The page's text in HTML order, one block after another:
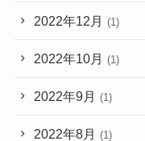
2022年12月 (1)
2022年10月 (1)
2022年9月 (1)
2022年8月 (1)